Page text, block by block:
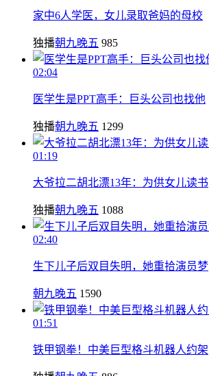
家中6人学医，女儿录取爸妈的母校
独播朝九晚五 985
02:04
医学生是PPT高手：巨头公司也找他
独播朝九晚五 1299
01:19
大爷拉二胡北漂13年：为供女儿读书
独播朝九晚五 1088
02:40
生下儿子后双目失明，她重拾演员梦
朝九晚五 1590
01:51
铁甲钢拳！中美巨型格斗机器人约架